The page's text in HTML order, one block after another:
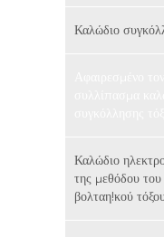
Καλώδιο
Καλώδιο
της μεθόδου του
βολταη!κού